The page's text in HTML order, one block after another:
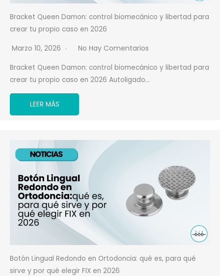
Bracket Queen Damon: control biomecánico y libertad para
crear tu propio caso en 2026
Marzo 10, 2026 No Hay Comentarios
Bracket Queen Damon: control biomecánico y libertad para
crear tu propio caso en 2026 Autoligado…
LEER MÁS
Botón Lingual Redondo en Ortodoncia: qué es, para qué
sirve y por qué elegir FIX en 2026